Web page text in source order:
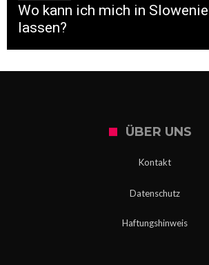
Wo kann ich mich in
lassen?
ÜBER UNS
Kontakt
Datenschutz
Haftungshinweis